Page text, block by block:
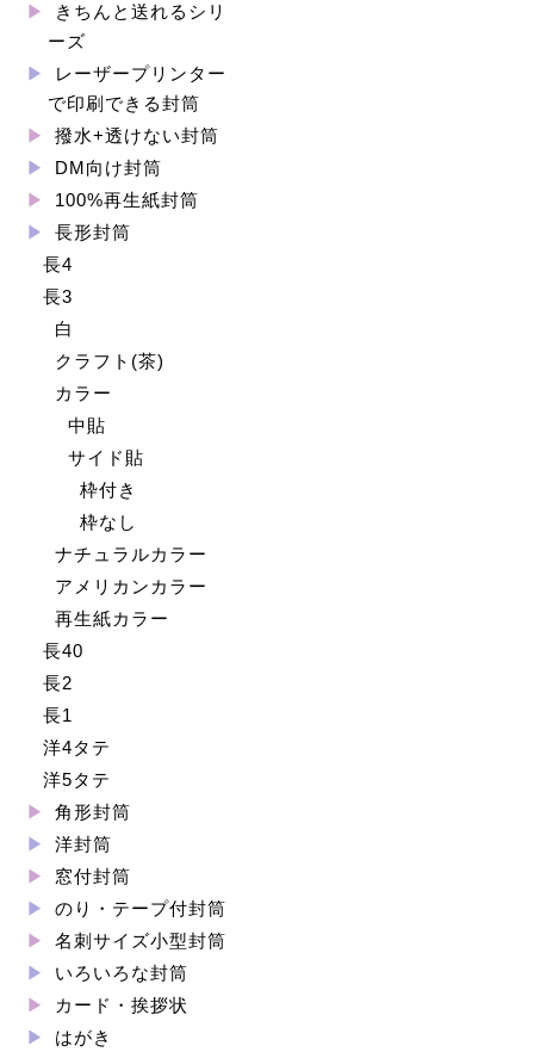
きちんと送れるシリ
ーズ
レーザープリンター
で印刷できる封筒
撥水+透けない封筒
DM向け封筒
100%再生紙封筒
長形封筒
長4
長3
白
クラフト(茶)
カラー
中貼
サイド貼
枠付き
枠なし
ナチュラルカラー
アメリカンカラー
再生紙カラー
長40
長2
長1
洋4タテ
洋5タテ
角形封筒
洋封筒
窓付封筒
のり・テープ付封筒
名刺サイズ小型封筒
いろいろな封筒
カード・挨拶状
はがき